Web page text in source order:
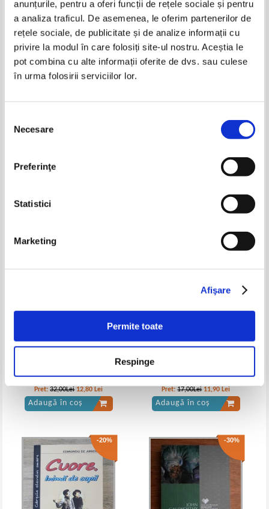
anunțurile, pentru a oferi funcții de rețele sociale și pentru
a analiza traficul. De asemenea, le oferim partenerilor de
rețele sociale, de publicitate și de analize informații cu
privire la modul în care folosiți site-ul nostru. Aceștia le
pot combina cu alte informații oferite de dvs. sau culese
în urma folosirii serviciilor lor.
consimțământului
Necesare
Preferinţe
Statistici
Marketing
Afişare
Permite toate
Respinge
volume)
(2 volume)
John Galsworthy - Sfarsit de capitol
John Galsworthy - Sfarsitul de
Produse din aceeasi categorie
-30%
Ernest Hemingway - Insule in
Adaugă în coș
Michel Zevaco - Epopeea
Pret:32,00Lei 12,80 Lei
Adaugă în coș
-30%
Maxim Gorchii - Viata lui Clim
Samghin (volumul 3)
Pret:17,00Lei 11,90 Lei
Adaugă în coș
-20% -30%